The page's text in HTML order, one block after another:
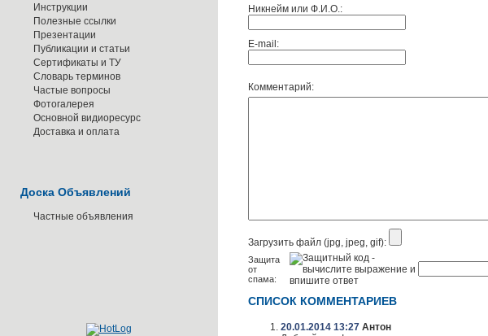
Инструкции
Полезные ссылки
Презентации
Публикации и статьи
Сертификаты и ТУ
Словарь терминов
Частые вопросы
Фотогалерея
Основной видиоресурс
Доставка и оплата
Доска Объявлений
Частные объявления
Никнейм или Ф.И.О.:
E-mail:
Комментарий:
Загрузить файл (jpg, jpeg, gif):
Защита
от
спама:
СПИСОК КОММЕНТАРИЕВ
20.01.2014 13:27 Антон